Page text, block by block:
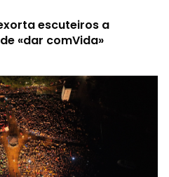
escuteiros a
«dar comVida»